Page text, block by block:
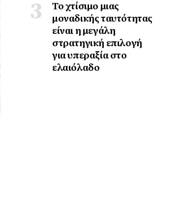
Το χτίσιμο μιας
μοναδικής ταυτότητας
είναι η μεγάλη
στρατηγική επιλογή
για υπεραξία στο
ελαιόλαδο